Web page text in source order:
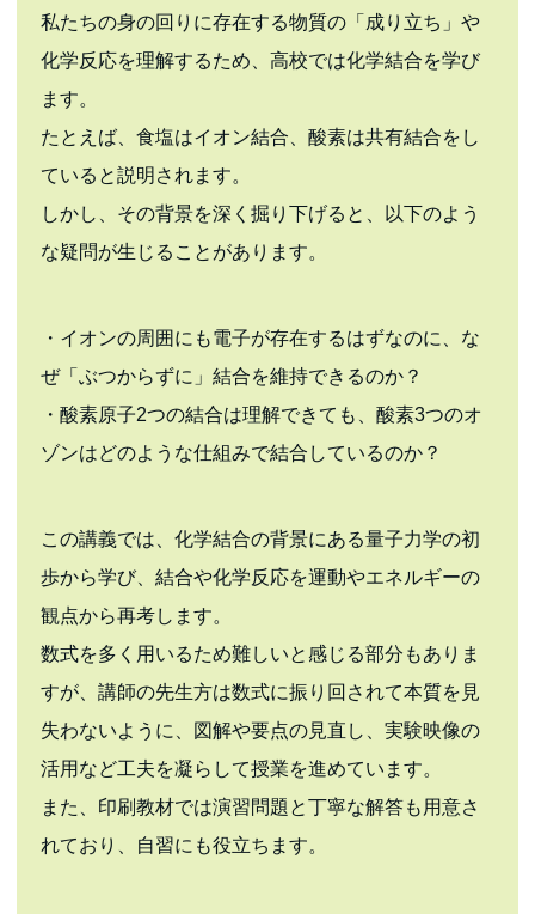
私たちの身の回りに存在する物質の「成り立ち」や
化学反応を理解するため、高校では化学結合を学び
ます。
たとえば、食塩はイオン結合、酸素は共有結合をし
ていると説明されます。
しかし、その背景を深く掘り下げると、以下のよう
な疑問が生じることがあります。
・イオンの周囲にも電子が存在するはずなのに、な
ぜ「ぶつからずに」結合を維持できるのか？
・酸素原子2つの結合は理解できても、酸素3つのオ
ゾンはどのような仕組みで結合しているのか？
この講義では、化学結合の背景にある量子力学の初
歩から学び、結合や化学反応を運動やエネルギーの
観点から再考します。
数式を多く用いるため難しいと感じる部分もありま
すが、講師の先生方は数式に振り回されて本質を見
失わないように、図解や要点の見直し、実験映像の
活用など工夫を凝らして授業を進めています。
また、印刷教材では演習問題と丁寧な解答も用意さ
れており、自習にも役立ちます。